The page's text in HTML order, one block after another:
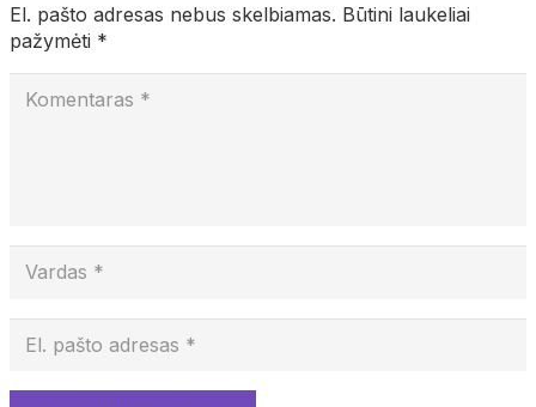
El. pašto adresas nebus skelbiamas. Būtini laukeliai
pažymėti *